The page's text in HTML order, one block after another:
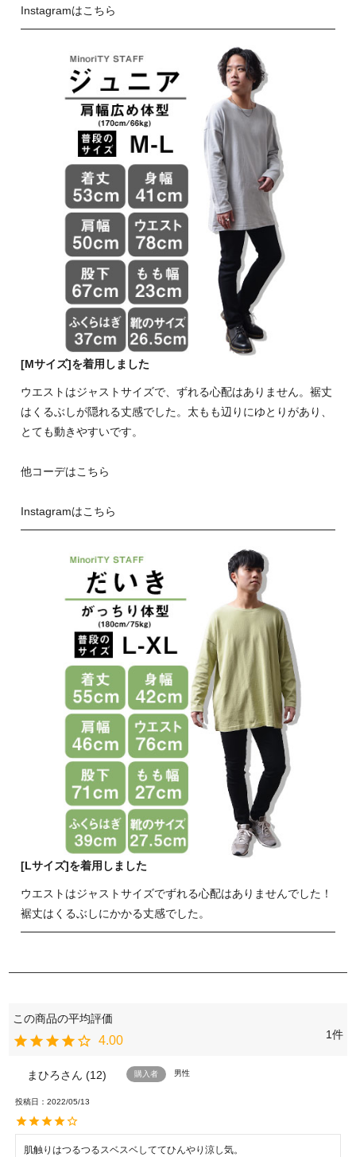
Instagramはこちら
[Mサイズ]を着用しました
ウエストはジャストサイズで、ずれる心配はありません。裾丈
はくるぶしが隠れる丈感でした。太もも辺りにゆとりがあり、
とても動きやすいです。
他コーデはこちら
Instagramはこちら
[Lサイズ]を着用しました
ウエストはジャストサイズでずれる心配はありませんでした！
裾丈はくるぶしにかかる丈感でした。
4.00 1
まひろ 12 購入者 男性
投稿日 2022/05/13
肌触りはつるつるスベスベしててひんやり涼し気。